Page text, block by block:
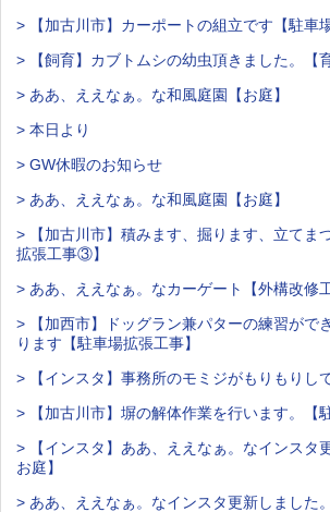
> 【加古川市】カーポートの組立です【駐車
> 【飼育】カブトムシの幼虫頂きました。【
> ああ、ええなぁ。な和風庭園【お庭】
> 本日より
> GW休暇のお知らせ
> ああ、ええなぁ。な和風庭園【お庭】
> 【加古川市】積みます、掘ります、立てま
拡張工事③】
> ああ、ええなぁ。なカーゲート【外構改修工
> 【加西市】ドッグラン兼パターの練習がで
ります【駐車場拡張工事】
> 【インスタ】事務所のモミジがもりもりし
> 【加古川市】塀の解体作業を行います。【
> 【インスタ】ああ、ええなぁ。なインスタ
お庭】
> ああ、ええなぁ。なインスタ更新しました